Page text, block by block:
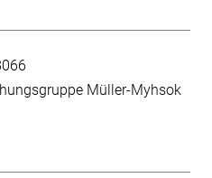
Müller-Myhsok